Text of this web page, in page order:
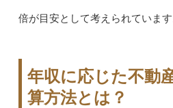
倍が目安として考えられています
年収に応じた不動
算方法とは？